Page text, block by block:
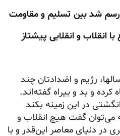
شد بین تسلیم و مقاومت
انقلاب و انقلابی پیشتاز
رژیم و اضدادتان چند
و بد و بیراه گفته‌اند.
در این زمینه بکند
گفت هیچ انقلاب و
در دنیای معاصر این‌قدر و با